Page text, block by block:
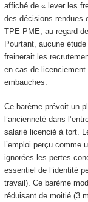
affiché de « lever les
des décisions rendues
TPE-PME, au regard
Pourtant, aucune
freinerait les
en cas de
embauches.
Ce barème prévoit un
l’ancienneté dans
salarié licencié à tort.
l’emploi perçu comme
ignorées les pertes
essentiel de l’identité
travail). Ce barème
réduisant de moitié (3